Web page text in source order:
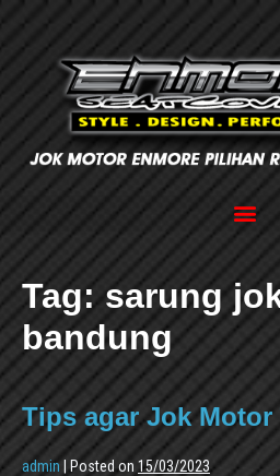
Tag: sarung
bandung
Tips agar Jok
admin | Posted on 15/03/2023